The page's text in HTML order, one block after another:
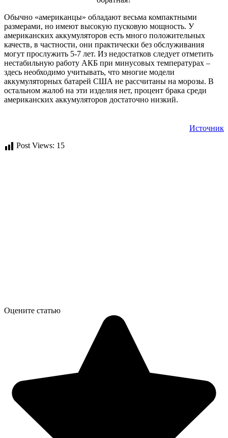
Обычно «американцы» обладают весьма компактными
размерами, но имеют высокую пусковую мощность. У
американских аккумуляторов есть много положительных
качеств, в частности, они практически без обслуживания
могут прослужить 5-7 лет. Из недостатков следует отметить
нестабильную работу АКБ при минусовых температурах –
здесь необходимо учитывать, что многие модели
аккумуляторных батарей США не рассчитаны на морозы. В
остальном жалоб на эти изделия нет, процент брака среди
американских аккумуляторов достаточно низкий.
Источник
Post Views: 15
Оцените статью